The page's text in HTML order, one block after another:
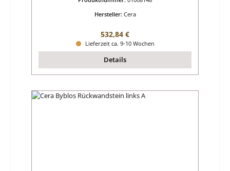
Hersteller: Cera
Regulärer Preis:
532,84 €
Lieferzeit ca. 9-10 Wochen
Details